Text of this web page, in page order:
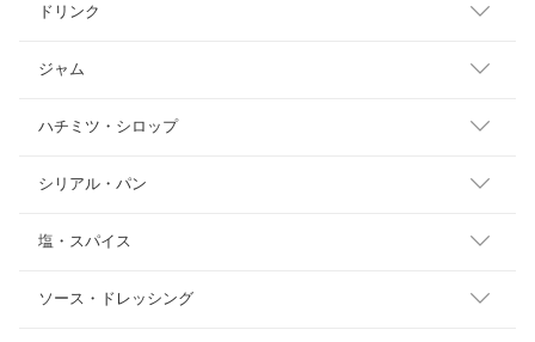
ドリンク
ジャム
ハチミツ・シロップ
シリアル・パン
塩・スパイス
ソース・ドレッシング